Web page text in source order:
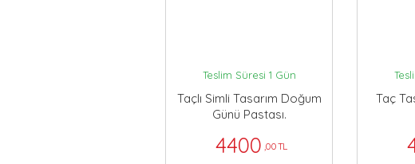
Teslim Süresi 1 Gün
Taçlı Simli Tasarım Doğum
Günü Pastası.
4400 ,00 TL
Taç